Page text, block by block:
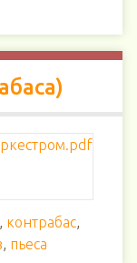
, контрабас,
, пьеса